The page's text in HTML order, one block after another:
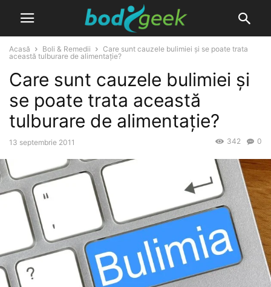
Acasă Boli & Remedii
Care sunt cauzele bulimiei și se poate trata
această tulburare de alimentație?
Care sunt cauzele bulimiei și
se poate trata această
tulburare de alimentație?
13 septembrie 2011 0
342